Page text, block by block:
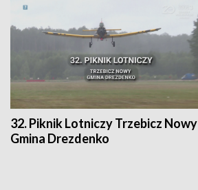
32. Piknik Lotniczy Trzebicz Nowy
Gmina Drezdenko